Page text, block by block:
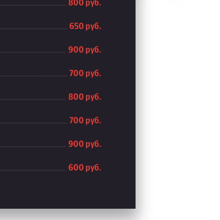
800 руб.
650 руб.
900 руб.
700 руб.
800 руб.
700 руб.
900 руб.
600 руб.